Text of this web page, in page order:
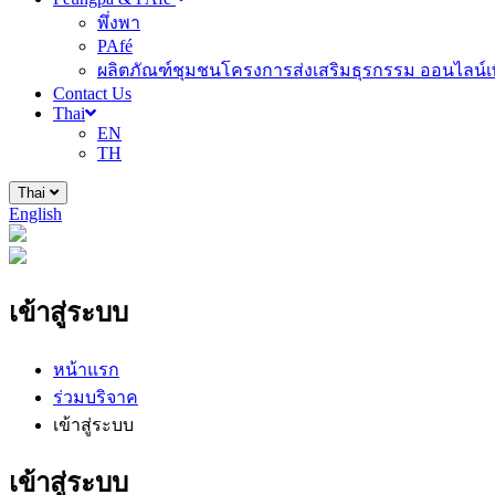
พึ่งพา
PAfé
ผลิตภัณฑ์ชุมชนโครงการส่งเสริมธุรกรรม ออนไลน์
Contact Us
Thai
EN
TH
Thai
English
เข้าสู่ระบบ
หน้าแรก
ร่วมบริจาค
เข้าสู่ระบบ
เข้าสู่ระบบ